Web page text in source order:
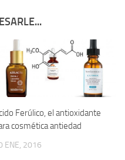
Ferúlico, el antioxidante
cosmética antiedad
ENE, 2016